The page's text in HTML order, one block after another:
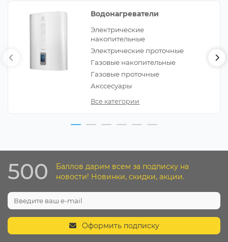
Водонагреватели
Электрические
накопительные
Электрические проточные
Газовые накопительные
Газовые проточные
Акссесуары
Все категории
500
Баллов дарим всем за подписку на
новости! Новинки, скидки, акции.
Оформить подписку